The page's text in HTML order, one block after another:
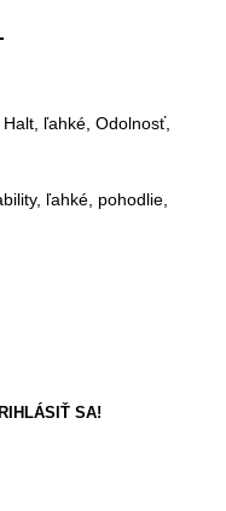
ľahké, Odolnosť,
ľahké, pohodlie,